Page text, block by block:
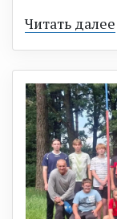
Читать далее